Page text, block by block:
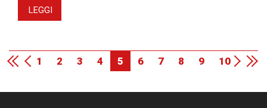
LEGGI
1 2 3 4 5 6 7 8 9 10